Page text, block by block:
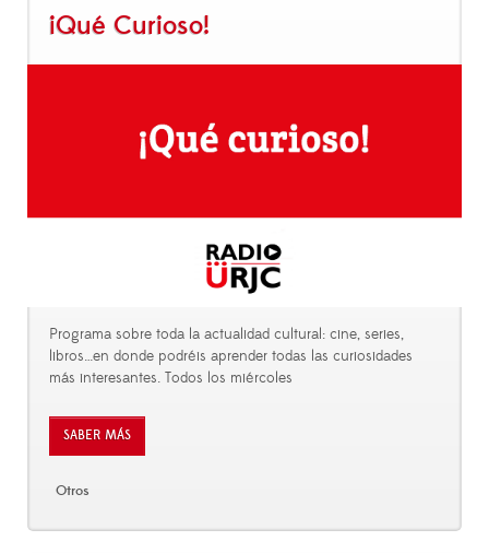
¡Qué Curioso!
Programa sobre toda la actualidad cultural: cine, series,
libros…en donde podréis aprender todas las curiosidades
más interesantes. Todos los miércoles
SABER MÁS
Otros